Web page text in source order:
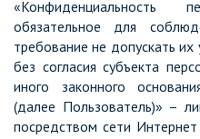
обязательное для
требование не допускать
без согласия субъекта
иного законного
(далее Пользователь)» –
посредством сети